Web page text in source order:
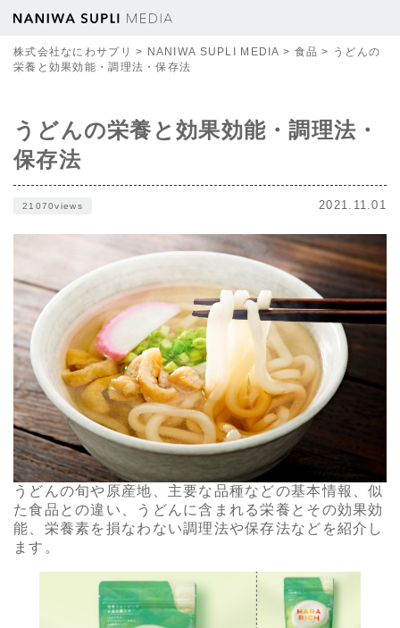
株式会社なにわサプリ > NANIWA SUPLI MEDIA > 食品 > うどんの
栄養と効果効能・調理法・保存法
うどんの栄養と効果効能・調理法・
保存法
21070views 2021.11.01
うどんの旬や原産地、主要な品種などの基本情報、似
た食品との違い、うどんに含まれる栄養とその効果効
能、栄養素を損なわない調理法や保存法などを紹介し
ます。